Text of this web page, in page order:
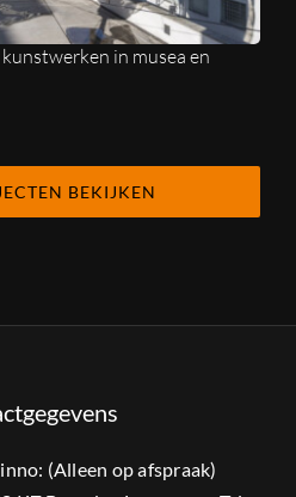
in musea en
BEKIJKEN
(Alleen op afspraak)